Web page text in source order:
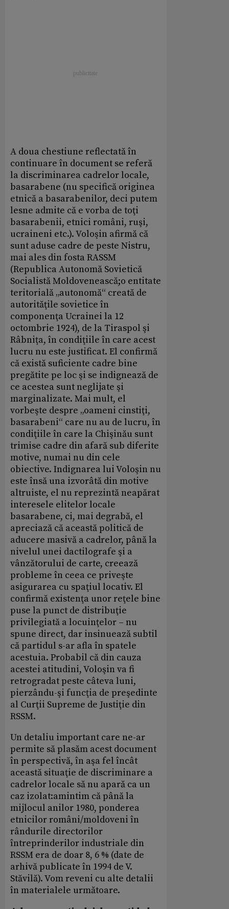
A doua chestiune reflectată în
continuare în document se referă
la discriminarea cadrelor locale,
basarabene (nu specifică originea
etnică a basarabenilor, deci putem
lesne admite că e vorba de toţi
basarabenii, etnici români, ruşi,
ucraineni etc.). Voloşin afirmă că
sunt aduse cadre de peste Nistru,
mai ales din fosta RASSM
(Republica Autonomă Sovietică
Socialistă Moldovenească;o entitate
teritorială „autonomă“ creată de
autorităţile sovietice în
componenţa Ucrainei la 12
octombrie 1924), de la Tiraspol şi
Râbniţa, în condiţiile în care acest
lucru nu este justificat. El confirmă
că există suficiente cadre bine
pregătite pe loc şi se indignează de
ce acestea sunt neglijate şi
marginalizate. Mai mult, el
vorbeşte despre „oameni cinstiţi,
basarabeni“ care nu au de lucru, în
condiţiile în care la Chişinău sunt
trimise cadre din afară sub diferite
motive, numai nu din cele
obiective. Indignarea lui Voloşin nu
este însă una izvorâtă din motive
altruiste, el nu reprezintă neapărat
interesele elitelor locale
basarabene, ci, mai degrabă, el
apreciază că această politică de
aducere masivă a cadrelor, până la
nivelul unei dactilografe şi a
vânzătorului de carte, creează
probleme în ceea ce priveşte
asigurarea cu spaţiul locativ. El
confirmă existenţa unor reţele bine
puse la punct de distribuţie
privilegiată a locuinţelor – nu
spune direct, dar insinuează subtil
că partidul s-ar afla în spatele
acestuia. Probabil că din cauza
acestei atitudini, Voloşin va fi
retrogradat peste câteva luni,
pierzându-şi funcţia de preşedinte
al Curţii Supreme de Justiţie din
RSSM.
Un detaliu important care ne-ar
permite să plasăm acest document
în perspectivă, în aşa fel încât
această situaţie de discriminare a
cadrelor locale să nu apară ca un
caz izolat:amintim că până la
mijlocul anilor 1980, ponderea
etnicilor români/moldoveni în
rândurile directorilor
întreprinderilor industriale din
RSSM era de doar 8, 6 % (date de
arhivă publicate în 1994 de V.
Stăvilă). Vom reveni cu alte detalii
în materialele următoare.